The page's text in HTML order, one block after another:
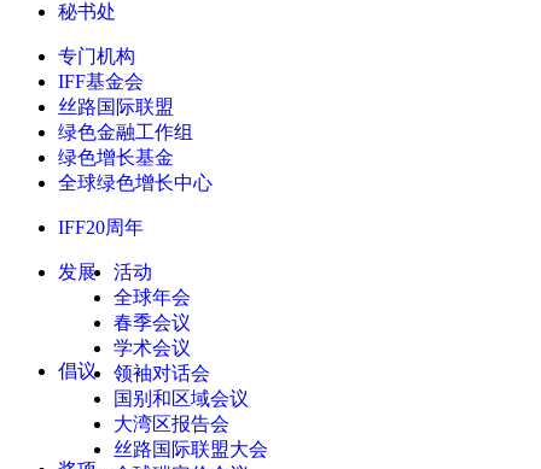
秘书处
专门机构
IFF基金会
丝路国际联盟
绿色金融工作组
绿色增长基金
全球绿色增长中心
IFF20周年
发展
倡议
活动
全球年会
春季会议
学术会议
领袖对话会
国别和区域会议
大湾区报告会
丝路国际联盟大会